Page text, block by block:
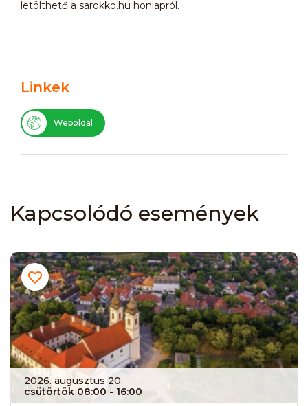
letölthető a sarokko.hu honlapról.
Linkek
Weboldal
Kapcsolódó események
2026. augusztus 20.
csütörtök 08:00 - 16:00